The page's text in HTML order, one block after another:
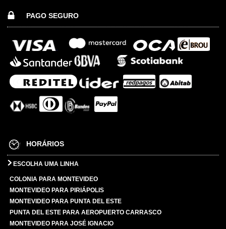
PAGO SEGURO
HORÁRIOS
ESCOLHA UMA LINHA
COLONIA PARA MONTEVIDEO
MONTEVIDEO PARA PIRIÁPOLIS
MONTEVIDEO PARA PUNTA DEL ESTE
PUNTA DEL ESTE PARA AEROPUERTO CARRASCO
MONTEVIDEO PARA JOSÉ IGNACIO